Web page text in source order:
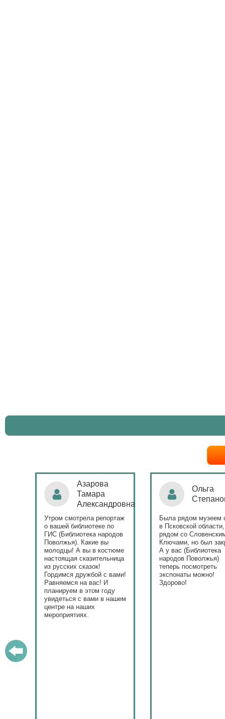
Ольга
Степанова
Была рядом музеем сето
в Псковской области,
рядом со Словенскими
Ключами, но был закрыт.
А у вас (Библиотека
народов Поволжья)
теперь посмотреть
экспонаты можно!
Здорово!
Наталья
Поздравляю
народов Поволжья с
уникальным стартом
тематического года!
и остальные
приносят людям